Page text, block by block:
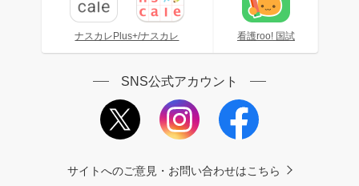
ナスカレPlus+/ナスカレ 看護roo! 国試
SNS公式アカウント
サイトへのご意見・お問い合わせはこちら